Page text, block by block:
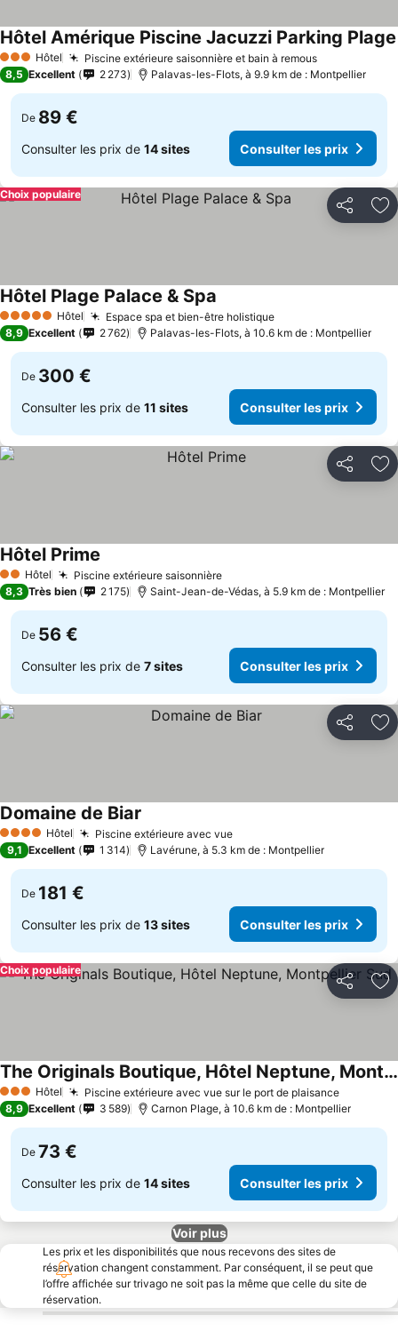
3 ÉtoilesHôtel Piscine extérieure saisonnière et bain à remousConsulter
Hôtel Amérique Piscine Jacuzzi Parking Plage
8,5 Excellent 2 273 Palavas-les-Flots, à 9.9 km de : Montpellier
De 89 €
Consulter les prix de 14 sites Consulter les prix
Partager
Choix populaire
5 Étoiles Hôtel Espace spa et bien-être holistiqueConsulter les prix
Hôtel Plage Palace & Spa
8,9 Excellent 2 762 Palavas-les-Flots, à 10.6 km de : Montpellier
De 300 €
Consulter les prix de 11 sites Consulter les prix
Partager
2 Étoiles
Hôtel Piscine extérieure saisonnièreConsulter les prix
Hôtel Prime
8,3 Très bien 2 175 Saint-Jean-de-Védas, à 5.9 km de : Montpellier
De 56 €
Consulter les prix de 7 sites Consulter les prix
Partager
4 Étoiles Hôtel Piscine extérieure avec vueConsulter les prix
Domaine de Biar
9,1 Excellent 1 314 Lavérune, à 5.3 km de : Montpellier
De 181 €
Consulter les prix de 13 sites Consulter les prix
Partager
Choix populaire
3 ÉtoilesHôtel Piscine extérieure avec vue sur le port de plaisance
The Originals Boutique, Hôtel Neptune, Montpellier Sud
Consulter les prix
8,9 Excellent 3 589 Carnon Plage, à 10.6 km de : Montpellier
De 73 €
Consulter les prix de 14 sites Consulter les prix
Voir plus
Les prix et les disponibilités que nous recevons des sites de
réservation changent constamment. Par conséquent, il se peut que
l’offre affichée sur trivago ne soit pas la même que celle du site de
réservation.